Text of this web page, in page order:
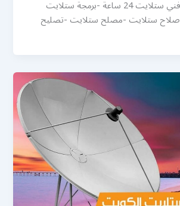
ستلايت هندي – فني ستلايت 24 ساعة -برمجة ستلايت
ستلايت -مصلح ستلايت -تصليح